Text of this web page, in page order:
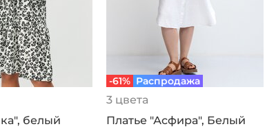
белый
-61% Распродажа
3 цвета
Платье "Асфира", Белый